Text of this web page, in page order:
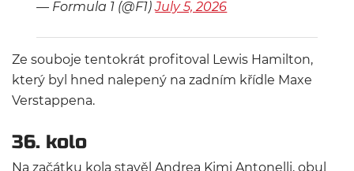
— Formula 1 (@F1)July 5, 2026
Ze souboje tentokrát profitoval Lewis Hamilton,
který byl hned nalepený na zadním křídle Maxe
Verstappena.
36. kolo
Na začátku kola stavěl Andrea Kimi Antonelli, obul